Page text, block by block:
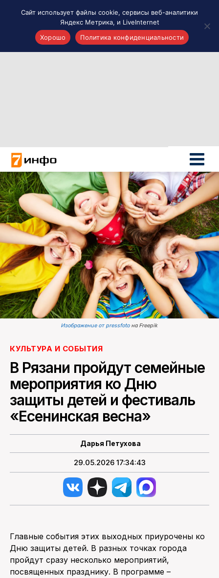
Новости России
Политика
Новости мира
Все материалы 7инфо
О НАС
ПОИСК ПО САЙТУ
Изображение от pressfoto на Freepik
КУЛЬТУРА И СОБЫТИЯ
В Рязани пройдут семейные
мероприятия ко Дню
защиты детей и фестиваль
«Есенинская весна»
Дарья Петухова
29.05.2026 17:34:43
Главные события этих выходных приурочены ко
Дню защиты детей. В разных точках города
пройдут сразу несколько мероприятий,
посвященных празднику. В программе –
Сайт использует файлы cookie, сервисы веб-аналитики
Яндекс Метрика, и LiveInternet
Хорошо
Политика конфиденциальности